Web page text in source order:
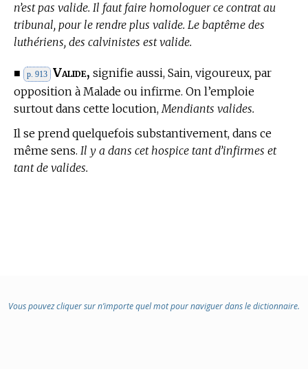
n’est pas valide. Il faut faire homologuer ce contrat au
tribunal, pour le rendre plus valide. Le baptême des
luthériens, des calvinistes est valide.
■ p. 913 Valide, signifie aussi, Sain, vigoureux, par
opposition à Malade ou infirme. On l’emploie
surtout dans cette locution,Mendiants valides.
Il se prend quelquefois substantivement, dans ce
même sens. Il y a dans cet hospice tant d’infirmes et
tant de valides.
Vous pouvez cliquer sur n’importe quel mot pour naviguer dans le dictionnaire.